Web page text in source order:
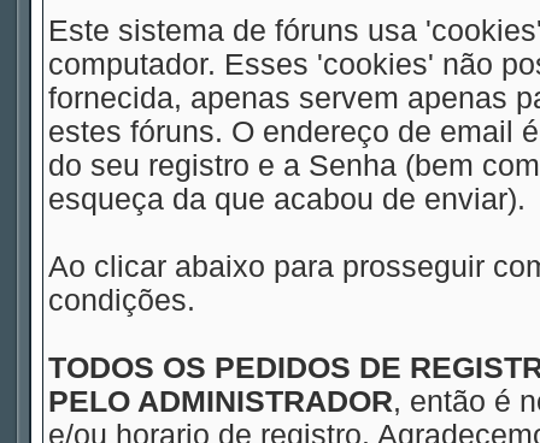
Este sistema de fóruns usa
computador. Esses 'cookies' não
fornecida, apenas servem apenas
estes fóruns. O endereço de email
do seu registro e a Senha (bem
esqueça da que acabou de enviar).
Ao clicar abaixo para prosseguir
condições.
TODOS OS PEDIDOS DE
PELO ADMINISTRADOR, então é
e/ou horario de registro.